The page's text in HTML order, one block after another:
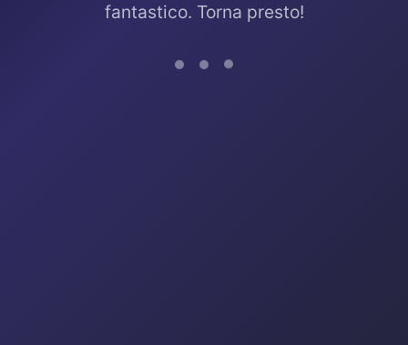
fantastico. Torna presto!